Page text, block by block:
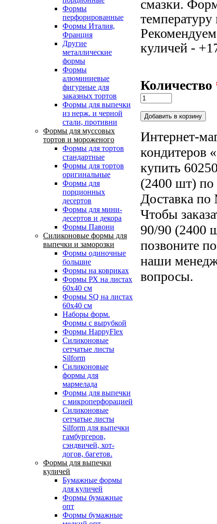
Формы
перфорированные
Формы Италия,
Франция
Другие
металлические
формы
Формы
алюминиевые
фигурные для
заказных тортов
Формы для выпечки
из нерж. и черной
стали, противни
Формы для муссовых
тортов и мороженого
Формы для тортов
стандартные
Формы для тортов
оригинальные
Формы для
порционных
десертов
Формы для мини-
десертов и декора
Формы Павони
Силиконовые формы для
выпечки и заморозки
Формы одиночные
большие
Формы на ковриках
Формы РХ на листах
60х40 см
Формы SQ на листах
60х40 см
Наборы форм.
Формы с вырубкой
Формы HappyFlex
Силиконовые
сетчатые листы
Silform
Силиконовые
формы для
мармелада
Формы для выпечки
с микроперфорацией
Силиконовые
сетчатые листы
Silform для выпечки
гамбургеров,
сэндвичей, хот-
догов, багетов.
Формы для выпечки
куличей
Бумажные формы
для куличей
Формы бумажные
опт
Формы бумажные
смазки.
куличей -
Количество
Интернет-
кондитеров
купить
(2400 шт)
Доставка по
Чтобы
90/90 (2400
позвоните
наши
вопросы.